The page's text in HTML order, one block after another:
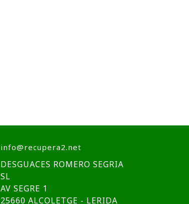
info@recupera2.net
DESGUACES ROMERO SEGRIA
SL
AV SEGRE 1
25660 ALCOLETGE - LERIDA